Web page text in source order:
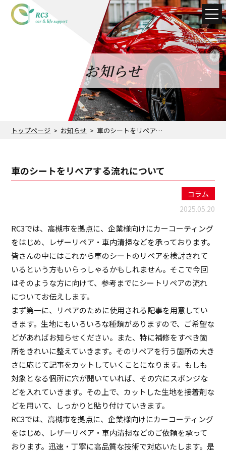
お知らせ
トップページ お知らせ 車のシートをリペアする流れについて
車のシートをリペアする流れについて
コラム
2025.05.20
RC3では、高槻市を拠点に、企業様向けにカーコーティング
をはじめ、レザーリペア・車内清掃などを承っております。
皆さんの中にはこれから車のシートのリペアを検討されて
いるという方もいらっしゃるかもしれません。そこで今回
はそのような方に向けて、参考までにシートリペアの流れ
についてお伝えします。
まず第一に、リペアのために使用される記事を用意してい
きます。生地にもいろいろな種類がありますので、ご希望な
どがあればお知らせください。また、特に補修をすべき箇
所をきれいに整えていきます。そのリペアを行う箇所の大き
さに応じて記事をカットしていくことになります。もしも
対象となる個所に穴が開いていれば、その穴にスポンジな
どを入れていきます。その上で、カットした生地を接着剤な
どを用いて、しっかりと貼り付けていきます。
RC3では、高槻市を拠点に、企業様向けにカーコーティング
をはじめ、レザーリペア・車内清掃などのご依頼を承って
おります。迅速・丁寧に高品質な技術で対応いたします。是